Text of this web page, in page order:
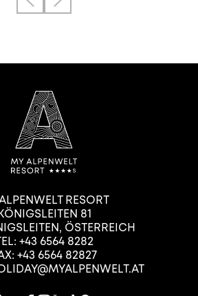
RESORT
81
, ÖSTERREICH
+43 6564 8282
+43 6564 82827